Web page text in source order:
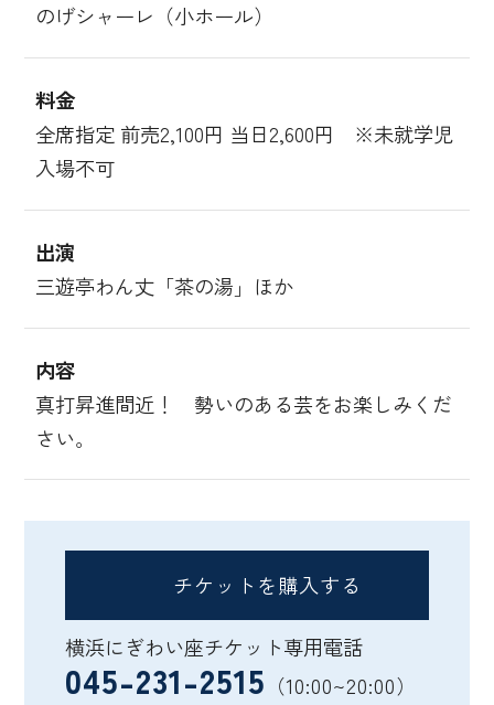
のげシャーレ（小ホール）
料金
全席指定 前売2,100円 当日2,600円 ※未就学児
入場不可
出演
三遊亭わん丈「茶の湯」ほか
内容
真打昇進間近！ 勢いのある芸をお楽しみくだ
さい。
チケットを購入する
横浜にぎわい座チケット専用電話
045-231-2515 （10:00~20:00）